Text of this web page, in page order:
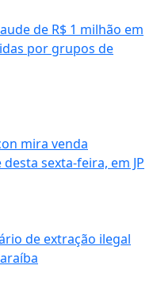
de R$ 1 milhão em
por grupos de
mira venda
sexta-feira, em JP
de extração ilegal